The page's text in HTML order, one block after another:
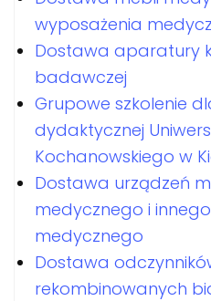
wyposażenia
Dostawa aparatury
badawczej
Grupowe szkolenie
dydaktycznej
Kochanowskiego w
Dostawa urządzeń
medycznego i
medycznego
Dostawa
rekombinowanych